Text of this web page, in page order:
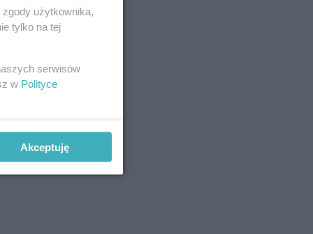
użytkownika,
tylko na tej
serwisów
w Polityce
Akceptuję